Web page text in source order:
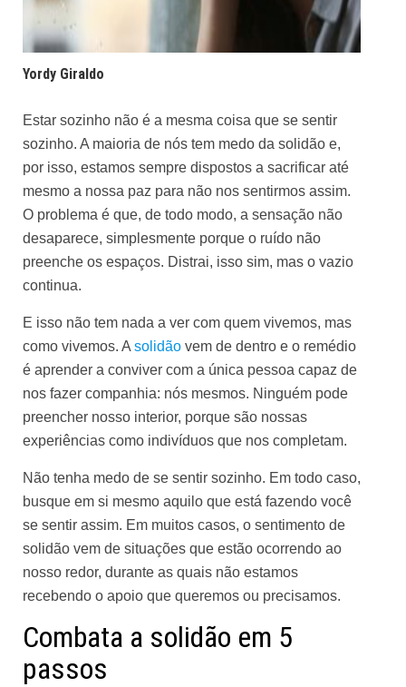
Yordy Giraldo
Estar sozinho não é a mesma coisa que se sentir
sozinho. A maioria de nós tem medo da solidão e,
por isso, estamos sempre dispostos a sacrificar até
mesmo a nossa paz para não nos sentirmos assim.
O problema é que, de todo modo, a sensação não
desaparece, simplesmente porque o ruído não
preenche os espaços. Distrai, isso sim, mas o vazio
continua.
E isso não tem nada a ver com quem vivemos, mas
como vivemos. A solidão vem de dentro e o remédio
é aprender a conviver com a única pessoa capaz de
nos fazer companhia: nós mesmos. Ninguém pode
preencher nosso interior, porque são nossas
experiências como indivíduos que nos completam.
Não tenha medo de se sentir sozinho. Em todo caso,
busque em si mesmo aquilo que está fazendo você
se sentir assim. Em muitos casos, o sentimento de
solidão vem de situações que estão ocorrendo ao
nosso redor, durante as quais não estamos
recebendo o apoio que queremos ou precisamos.
Combata a solidão em 5
passos